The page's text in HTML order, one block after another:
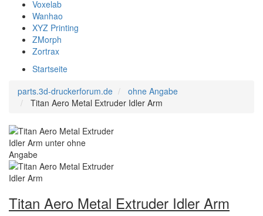
Voxelab
Wanhao
XYZ Printing
ZMorph
Zortrax
Startseite
parts.3d-druckerforum.de
ohne Angabe
Titan Aero Metal Extruder Idler Arm
Titan Aero Metal Extruder Idler Arm